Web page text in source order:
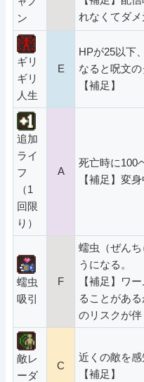
ン
れなくてダメ
ギリ
ギリ
人生
E
HPが25以下
なると呪文の
【補足】
追加
ライ
フ
（1
回限
り）
A
死亡時に100
【補足】変
蠕虫
吸引
F
蠕虫（ぜん
うになる。
【補足】ワ
ることがあ
のリスクが伴
敵レ
ーダ
C
近くの敵を感
【補足】